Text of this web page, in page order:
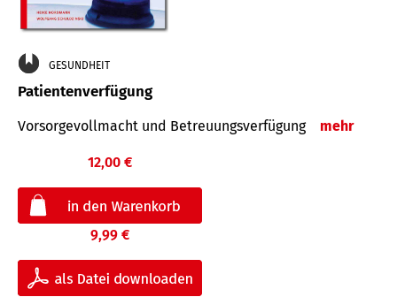
GESUNDHEIT
Patientenverfügung
Vorsorgevollmacht und Betreuungsverfügung mehr
12,00 €
9,99 €